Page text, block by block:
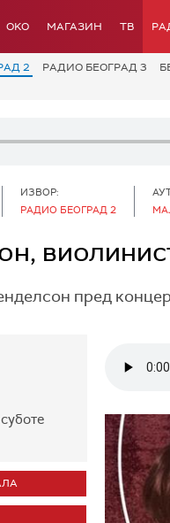
OKO МАГАЗИН ТВ
2 РАДИО БЕОГРАД 3
ИЗВОР:
РАДИО БЕОГРАД 2
пред